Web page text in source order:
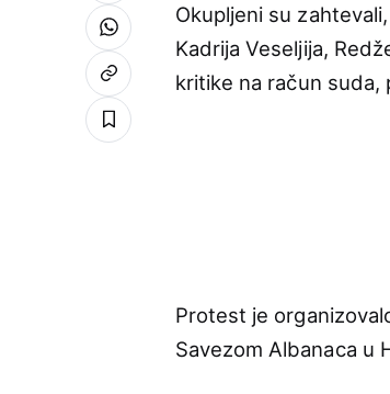
Okupljeni su
Kadrija Veseljija,
kritike na račun suda,
Protest je
Savezom Albanaca u